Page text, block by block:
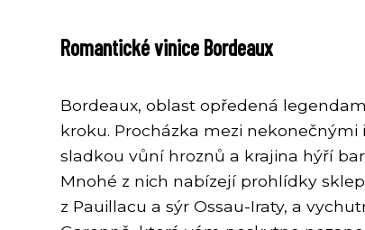
Romantické vinice Bordeaux
Bordeaux, oblast opředená
kroku. Procházka mezi
sladkou vůní hroznů a krajina hýří
Mnohé z nich nabízejí prohlídky
z Pauillacu a sýr Ossau-Iraty, a